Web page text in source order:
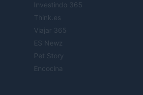
Investindo 365
Think.es
Viajar 365
ES Newz
Pet Story
Encocina